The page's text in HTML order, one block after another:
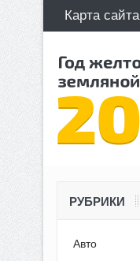
Карта сайта
РУБРИКИ
Авто